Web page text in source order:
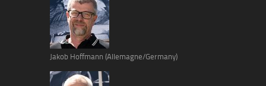
Jakob Hoffmann (Allemagne/Germany)